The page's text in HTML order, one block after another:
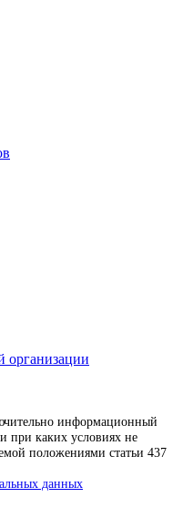
организации
информационный
при каких условиях не
положениями статьи 437
данных